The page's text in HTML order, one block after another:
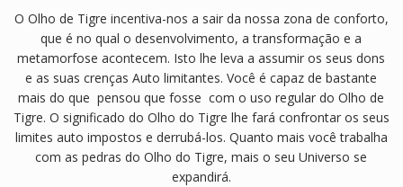
O Olho de Tigre incentiva-nos a sair da nossa zona de conforto,
que é no qual o desenvolvimento, a transformação e a
metamorfose acontecem. Isto lhe leva a assumir os seus dons
e as suas crenças Auto limitantes. Você é capaz de bastante
mais do que pensou que fosse com o uso regular do Olho de
Tigre. O significado do Olho do Tigre lhe fará confrontar os seus
limites auto impostos e derrubá-los. Quanto mais você trabalha
com as pedras do Olho do Tigre, mais o seu Universo se
expandirá.